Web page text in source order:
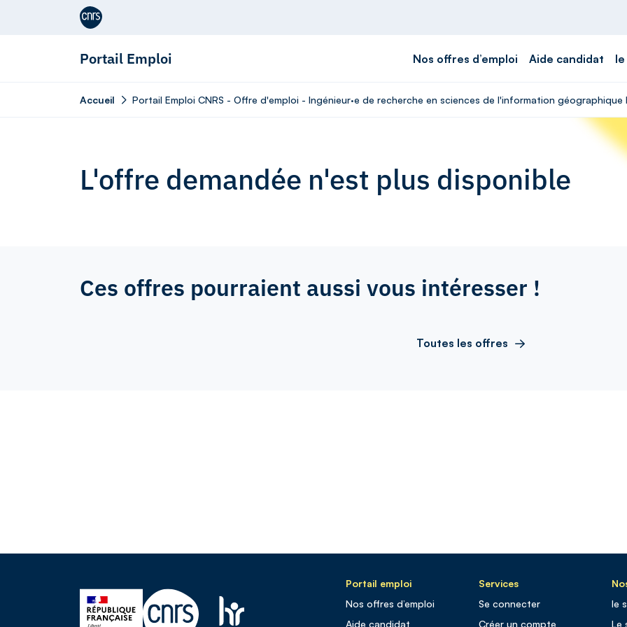
Aller au contenu
Portail Emploi Nos offres d’emploi Aide candidat
Accueil Portail Emploi CNRS - Offre d'emploi - Ingénieur·e de recherche en sciences de l'information géographique
L'offre demandée n'est plus disponible
Ces offres pourraient aussi vous intéresser !
Toutes les offres
Portail emploi
Nos offres d’emploi
Aide candidat
Services
Se connecter
Créer un compte
le
Le